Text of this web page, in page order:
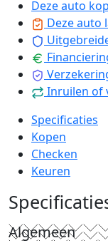
Deze auto
Deze auto
Inruilen of
Specificaties
Kopen
Checken
Keuren
Algemeen